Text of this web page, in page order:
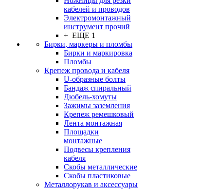
кабелей и проводов
Электромонтажный
инструмент прочий
+ ЕЩЕ 1
Бирки, маркеры и пломбы
Бирки и маркировка
Пломбы
Крепеж провода и кабеля
U-образные болты
Бандаж спиральный
Дюбель-хомуты
Зажимы заземления
Крепеж ремешковый
Лента монтажная
Площадки
монтажные
Подвесы крепления
кабеля
Скобы металлические
Скобы пластиковые
Металлорукав и аксессуары